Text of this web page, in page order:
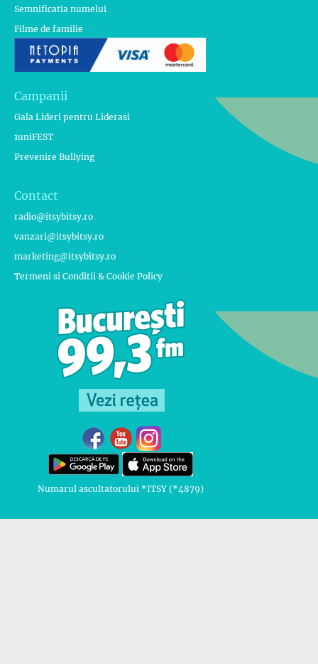
Semnificatia numelui
Filme de familie
Campanii
Gala Lideri pentru Liderasi
1uniFEST
Prevenire Bullying
Contact
radio@itsybitsy.ro
vanzari@itsybitsy.ro
marketing@itsybitsy.ro
Termeni si Conditii & Cookie Policy
Numarul ascultatorului *ITSY (*4879)